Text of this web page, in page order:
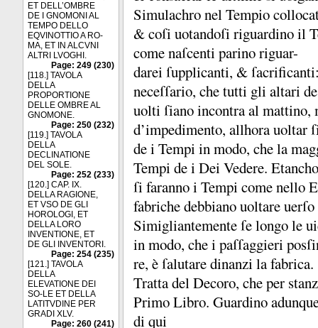
ET DELL’OMBRE
DE I GNOMONI AL
TEMPO DELLO
EQVINOTTIO A RO-
MA, ET IN ALCVNI
ALTRI LVOGHI.
Page: 249 (230)
[118.] TAVOLA
DELLA
PROPORTIONE
DELLE OMBRE AL
GNOMONE.
Page: 250 (232)
[119.] TAVOLA
DELLA
DECLINATIONE
DEL SOLE.
Page: 252 (233)
[120.] CAP. IX.
DELLA RAGIONE,
ET VSO DE GLI
HOROLOGI, ET
DELLA LORO
INVENTIONE, ET
DE GLI INVENTORI.
Page: 254 (235)
[121.] TAVOLA
DELLA
ELEVATIONE DEI
SO-LE ET DELLA
LATITVDINE PER
GRADI XLV.
Page: 260 (241)
Simulachro nel Tempio
&coſi uotandoſi riguardino il
come naſcenti parino riguar-
darei ſupplicanti, &
neceſſario, che tutti gli altari
uolti ſiano incontra al mattino,
d’impedimento, allhora uoltar
de i Tempi in modo, che la
Tempi de i Dei Vedere.
ſi faranno i Tempi come nello
fabriche debbiano uoltare
Simigliantemente ſe longo le
in modo, che i paſſaggieri
re, è ſalutare dinanzi la fabrica.
Tratta del Decoro, che per
Primo Libro. Guardino
di qui